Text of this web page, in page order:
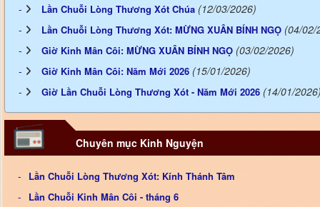
Lần Chuỗi Lòng Thương Xót Chúa (12/03/2026)
Lần Chuỗi Lòng Thương Xót: MỪNG XUÂN BÍNH NGỌ (04/02/
Giờ Kinh Mân Côi: MỪNG XUÂN BÍNH NGỌ (03/02/2026)
Giờ Kinh Mân Côi: Năm Mới 2026 (15/01/2026)
Giờ Lần Chuỗi Lòng Thương Xót - Năm Mới 2026 (14/01/
Chuyên mục Kinh Nguyện
Lần Chuỗi Lòng Thương Xót: Kính Thánh Tâm
Lần Chuỗi Kinh Mân Côi - tháng 6